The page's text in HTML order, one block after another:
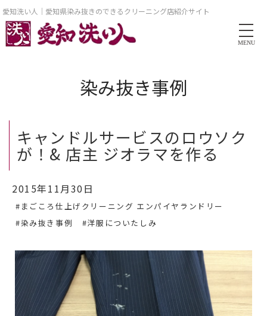
愛知洗い人｜愛知県染み抜きのできるクリーニング店紹介サイト
MENU
染み抜き事例
キャンドルサービスのロウソク
が！& 店主 ジオラマを作る
2015年11月30日
#まごころ仕上げクリーニング エンパイヤランドリー
#染み抜き事例
#洋服についたしみ